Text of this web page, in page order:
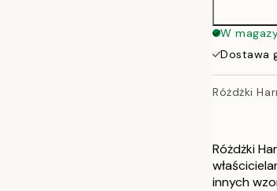
W
Dostawa
Różdżki
Różdżki
innych